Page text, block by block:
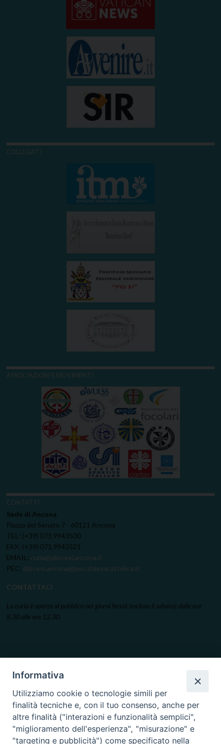
COLLEGATI
ASSOCIAZIONI E MOVIMENTI
CONTATTI
Sede di Ancona
Piazza del Senato 7 - 60121 Ancona
TEL: (+39) 071.9943500
FAX: (+39) 071.9943521
EMAIL: curia@diocesi.ancona.it
PEC: diocesi.ancona@pec.chiesacattolica.it
CONTATTACI
La curia è aperta al pubblico nei giorni feriali (escluso il sabato) dalle ore
8.30 alle ore 12.30.
Informativa
Utilizziamo cookie o tecnologie simili per
finalità tecniche e, con il tuo consenso, anche per
altre finalità ("interazioni e funzionalità semplici",
"miglioramento dell'esperienza", "misurazione" e
"targeting e pubblicità") come specificato nella